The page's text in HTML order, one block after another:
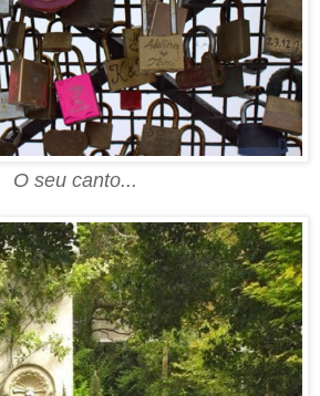
O seu canto...